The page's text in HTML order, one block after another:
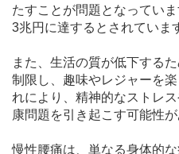
たすことが問題となってい
3兆円に達するとされていま
また、生活の質が低下する
制限し、趣味やレジャーを
れにより、精神的なストレ
康問題を引き起こす可能性が
慢性腰痛は、単なる身体的